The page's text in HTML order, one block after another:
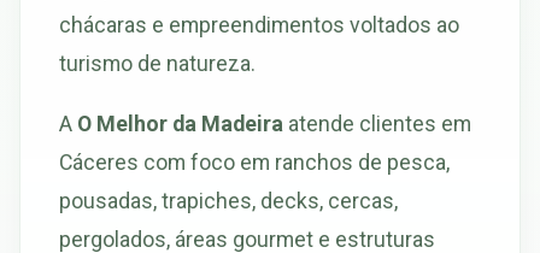
chácaras e empreendimentos voltados ao
turismo de natureza.
A O Melhor da Madeira atende clientes em
Cáceres com foco em ranchos de pesca,
pousadas, trapiches, decks, cercas,
pergolados, áreas gourmet e estruturas